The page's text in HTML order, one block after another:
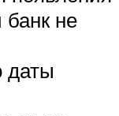
банк не
даты